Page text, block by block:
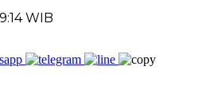
WIB